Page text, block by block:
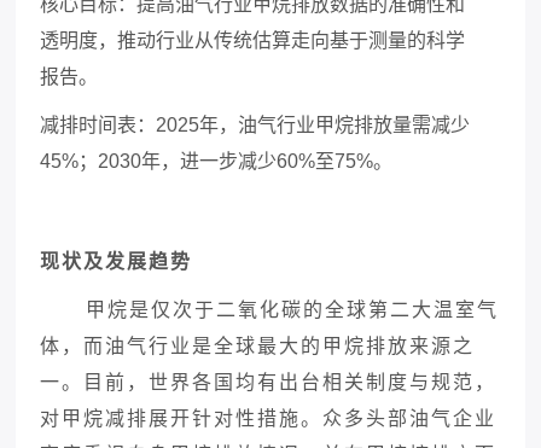
透明度，推动行业从传统估算走向基于测量的科学
报告。
减排时间表： 2025年，油气行业甲烷排放量需减少
45%；2030年，进一步减少60%至75%。
现状及发展趋势
甲烷是仅次于二氧化碳的全球第二大温室气
体 ，而油气行业是全球最大的甲烷排放来源之
一。目前，世界各国均有出台相关制度与规范，
对甲烷减排展开针对性措施。众多头部油气企业